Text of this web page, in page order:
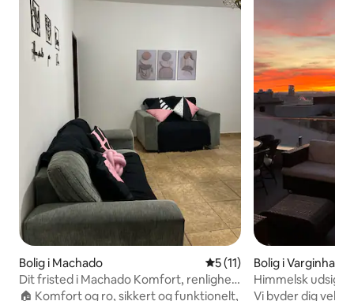
Bolig i Machado 5 ud af 5 i gennemsnitlig
5 (11)
Dit fristed i Machado Komfort, renlighed
og ro
🏠 Komfort og ro, sikkert og funktionelt,
Bolig i Varginha
Himmelsk udsigt i
Vi byder dig